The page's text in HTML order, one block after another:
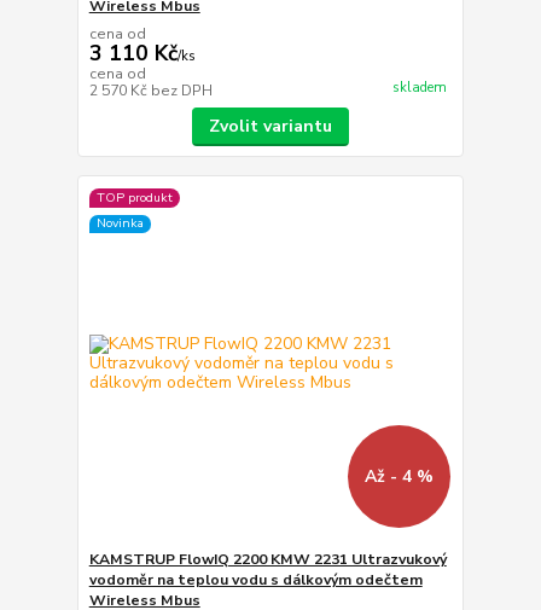
Wireless Mbus
cena od
3 110 Kč/ks
cena od
2 570 Kč bez DPH skladem
Zvolit variantu
TOP produkt
Novinka
Až - 4 %
KAMSTRUP FlowIQ 2200 KMW 2231 Ultrazvukový
vodoměr na teplou vodu s dálkovým odečtem
Wireless Mbus